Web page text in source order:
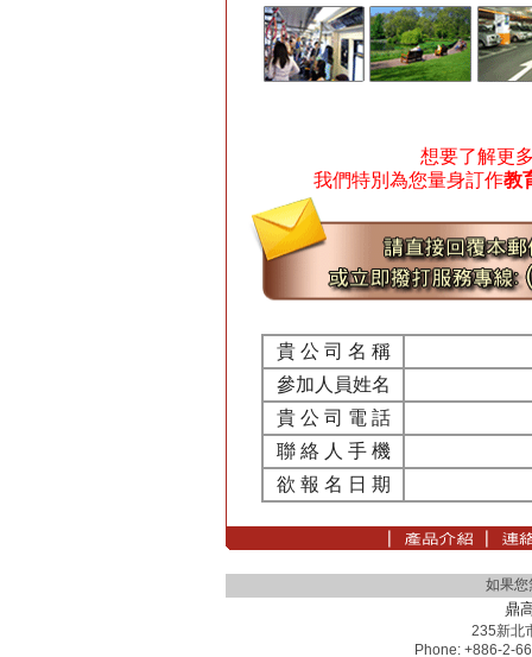
想要了解更
我們特別為您量身訂作教
貴 公 司 名 稱
參加人員姓名
貴 公 司 電 話
聯 絡 人 手 機
欲 報 名 日 期
如果
鼎
235新北
Phone: +886-2-